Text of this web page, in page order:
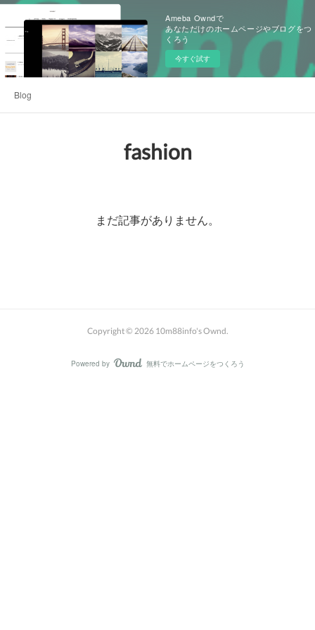
Ameba Owndで
あなただけのホームページやブログをつ
くろう
今すぐ試す
Blog
fashion
まだ記事がありません。
Copyright © 2026 10m88info's Ownd.
Powered by AmebaOwnd
無料でホームページをつくろう